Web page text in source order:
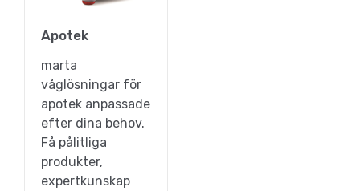
Apotek
marta
våglösningar för
apotek anpassade
efter dina behov.
Få pålitliga
produkter,
expertkunskap